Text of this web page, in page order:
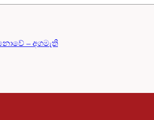
– අගමැති